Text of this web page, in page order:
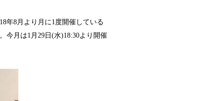
年8月より月に1度開催している
今月は1月29日(水)18:30より開催